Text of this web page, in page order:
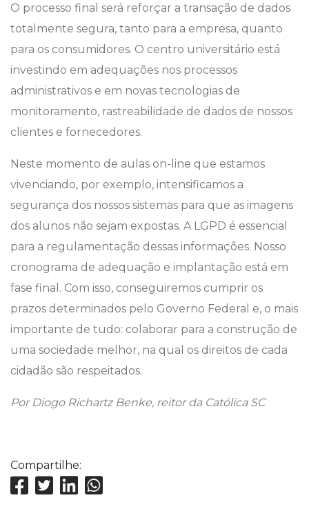
O processo final será reforçar a transação de dados
totalmente segura, tanto para a empresa, quanto
para os consumidores. O centro universitário está
investindo em adequações nos processos
administrativos e em novas tecnologias de
monitoramento, rastreabilidade de dados de nossos
clientes e fornecedores.
Neste momento de aulas on-line que estamos
vivenciando, por exemplo, intensificamos a
segurança dos nossos sistemas para que as imagens
dos alunos não sejam expostas. A LGPD é essencial
para a regulamentação dessas informações. Nosso
cronograma de adequação e implantação está em
fase final. Com isso, conseguiremos cumprir os
prazos determinados pelo Governo Federal e, o mais
importante de tudo: colaborar para a construção de
uma sociedade melhor, na qual os direitos de cada
cidadão são respeitados.
Por Diogo Richartz Benke, reitor da Católica SC
Compartilhe: